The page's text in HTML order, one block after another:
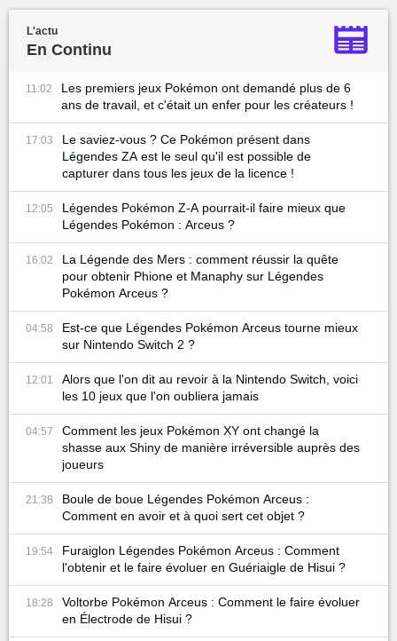
L'actu
En Continu
11:02
Les premiers jeux Pokémon ont demandé plus de 6
ans de travail, et c'était un enfer pour les créateurs !
17:03
Le saviez-vous ? Ce Pokémon présent dans
Légendes ZA est le seul qu'il est possible de
capturer dans tous les jeux de la licence !
12:05
Légendes Pokémon Z-A pourrait-il faire mieux que
Légendes Pokémon : Arceus ?
16:02
La Légende des Mers : comment réussir la quête
pour obtenir Phione et Manaphy sur Légendes
Pokémon Arceus ?
04:58
Est-ce que Légendes Pokémon Arceus tourne mieux
sur Nintendo Switch 2 ?
12:01
Alors que l'on dit au revoir à la Nintendo Switch, voici
les 10 jeux que l'on oubliera jamais
04:57
Comment les jeux Pokémon XY ont changé la
shasse aux Shiny de manière irréversible auprès des
joueurs
21:38
Boule de boue Légendes Pokémon Arceus :
Comment en avoir et à quoi sert cet objet ?
19:54
Furaiglon Légendes Pokémon Arceus : Comment
l'obtenir et le faire évoluer en Guériaigle de Hisui ?
18:28
Voltorbe Pokémon Arceus : Comment le faire évoluer
en Électrode de Hisui ?